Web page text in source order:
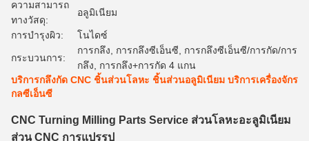
ความสามารถ
ทางวัสดุ:
อลูมิเนียม
การบํารุงผิว: โนไดซ์
กระบวนการ:
การกลึง, การกลึงซีเอ็นซี, การกลึงซีเอ็นซี/การกัด/การ
กลึง, การกลึง+การกัด 4 แกน
บริการกลึงกัด CNC ชิ้นส่วนโลหะ ชิ้นส่วนอลูมิเนียม บริการเครื่องจักร
กลซีเอ็นซี
CNC Turning Milling Parts Service ส่วนโลหะอะลูมิเนียม
ส่วน CNC การแปรรูป